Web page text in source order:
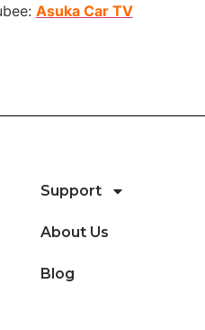
Asuka Car TV
Support
About Us
Blog